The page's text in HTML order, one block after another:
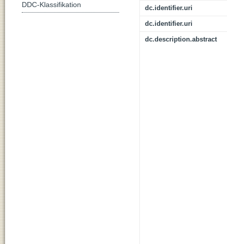
dc.identifier.uri
dc.identifier.uri
dc.description.abstract
DDC-Klassifikation